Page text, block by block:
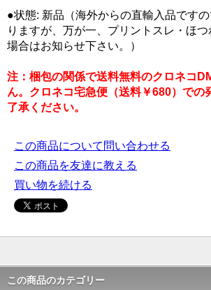
●状態: 新品（海外からの直輸入品です
りますが、万が一、プリントスレ・ほ
場合はお知らせ下さい。）
注：梱包の関係で送料無料のクロネコ
ん。クロネコ宅急便（送料￥680）での
了承ください。
この商品について問い合わせる
この商品を友達に教える
買い物を続ける
この商品のカテゴリー